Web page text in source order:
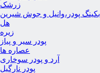
زرشک
بکینگ پودر،وانیل و جوش شیرین
هل
زیره
پودر سیر و پیاز
عصاره ها
آرد و پودر سوخاری
پودر نارگیل